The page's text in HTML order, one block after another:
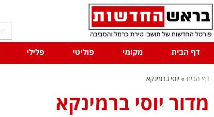
דף הבית
מקומי פוליטי פלילי
דף הבית » יוסי ברמינקא
מדור יוסי ברמינקא